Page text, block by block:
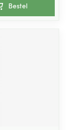
Bestel